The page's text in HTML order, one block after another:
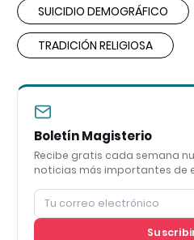
SUICIDIO DEMOGRÁFICO
TRADICIÓN RELIGIOSA
Boletín Magisterio
Recibe gratis cada semana
noticias más importantes de